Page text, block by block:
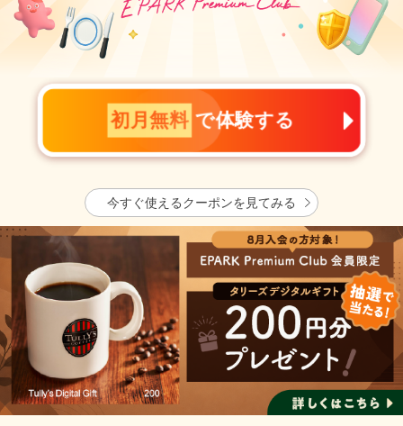
初月無料 で体験する
今すぐ使えるクーポンを見てみる